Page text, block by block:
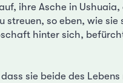
ihre Asche in
streuen, so eben, wie
hinter sich,
sie beide des